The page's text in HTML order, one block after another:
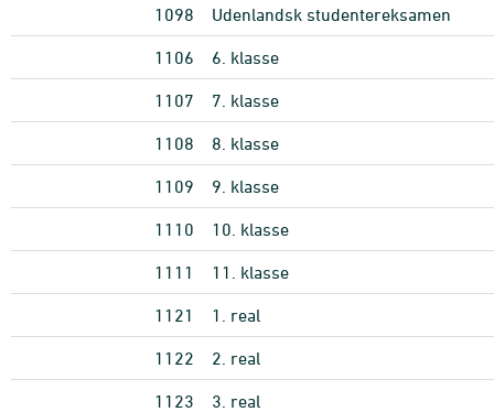
1098 Udenlandsk studentereksamen
1106 6. klasse
1107 7. klasse
1108 8. klasse
1109 9. klasse
1110 10. klasse
1111 11. klasse
1121 1. real
1122 2. real
1123 3. real